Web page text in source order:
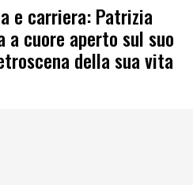
e carriera: Patrizia
cuore aperto sul suo
della sua vita